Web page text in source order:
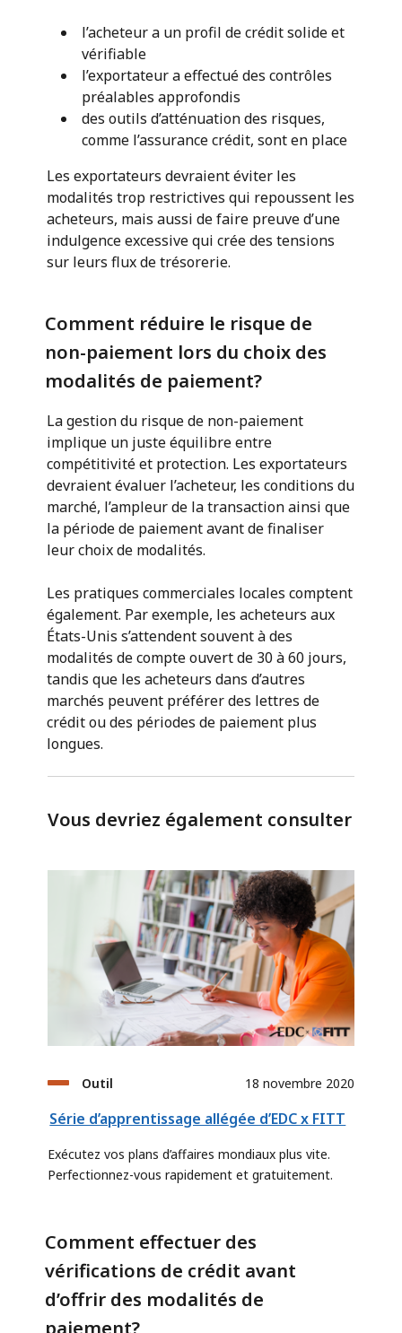
l’acheteur a un profil de crédit solide et
vérifiable
l’exportateur a effectué des contrôles
préalables approfondis
des outils d’atténuation des risques,
comme l’assurance crédit, sont en place
Les exportateurs devraient éviter les
modalités trop restrictives qui repoussent les
acheteurs, mais aussi de faire preuve d’une
indulgence excessive qui crée des tensions
sur leurs flux de trésorerie.
Comment réduire le risque de
non-paiement lors du choix des
modalités de paiement?
La gestion du risque de non-paiement
implique un juste équilibre entre
compétitivité et protection. Les exportateurs
devraient évaluer l’acheteur, les conditions du
marché, l’ampleur de la transaction ainsi que
la période de paiement avant de finaliser
leur choix de modalités.
Les pratiques commerciales locales comptent
également. Par exemple, les acheteurs aux
États-Unis s’attendent souvent à des
modalités de compte ouvert de 30 à 60 jours,
tandis que les acheteurs dans d’autres
marchés peuvent préférer des lettres de
crédit ou des périodes de paiement plus
longues.
Vous devriez également consulter
Outil 18 novembre 2020
Série d’apprentissage allégée d’EDC x FITT
Exécutez vos plans d’affaires mondiaux plus vite.
Perfectionnez-vous rapidement et gratuitement.
Comment effectuer des
vérifications de crédit avant
d’offrir des modalités de